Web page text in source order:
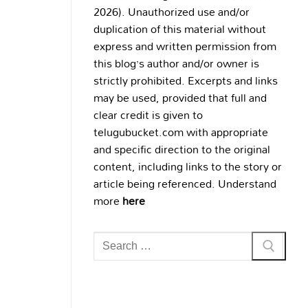
2026). Unauthorized use and/or
duplication of this material without
express and written permission from
this blog’s author and/or owner is
strictly prohibited. Excerpts and links
may be used, provided that full and
clear credit is given to
telugubucket.com with appropriate
and specific direction to the original
content, including links to the story or
article being referenced. Understand
morehere
Search
for: